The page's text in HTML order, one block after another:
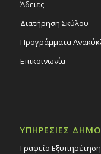
Άδειες
Διατήρηση Σκύλου
Προγράμματα
Επικοινωνία
ΥΠΗΡΕΣΙΕΣ
Γραφείο